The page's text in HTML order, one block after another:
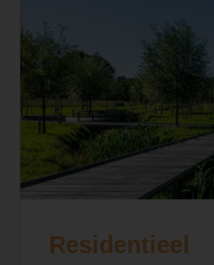
Residentieel